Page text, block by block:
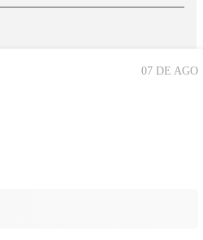
07 DE AGO